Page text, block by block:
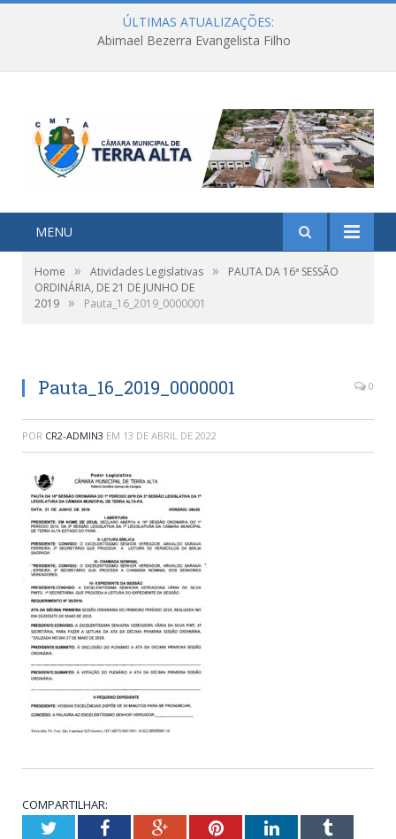
ÚLTIMAS ATUALIZAÇÕES:
Abimael Bezerra Evangelista Filho
MENU
Home » Atividades Legislativas »
PAUTA DA 16ª SESSÃO
ORDINÁRIA, DE 21 DE JUNHO DE
2019 » Pauta_16_2019_0000001
Pauta_16_2019_0000001 0
POR CR2-ADMIN3 EM 13 DE ABRIL DE 2022
COMPARTILHAR:
TwitterFacebookGoogle+PinterestLinkedInTumblr